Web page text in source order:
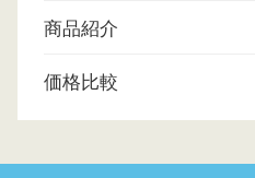
商品紹介
価格比較